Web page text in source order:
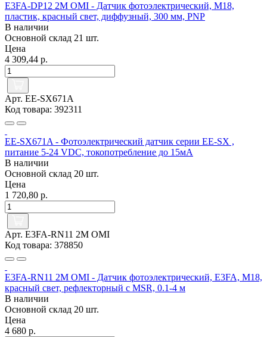
E3FA-DP12 2M OMI - Датчик фотоэлектрический, M18,
пластик, красный свет, диффузный, 300 мм, PNP
В наличии
Основной склад 21 шт.
Цена
4 309,44 р.
Арт. EE-SX671A
Код товара: 392311
EE-SX671A - Фотоэлектрический датчик серии EE-SX ,
питание 5-24 VDC, токопотребление до 15мА
В наличии
Основной склад 20 шт.
Цена
1 720,80 р.
Арт. E3FA-RN11 2M OMI
Код товара: 378850
E3FA-RN11 2M OMI - Датчик фотоэлектрический, E3FA, M18,
красный свет, рефлекторный с MSR, 0.1-4 м
В наличии
Основной склад 20 шт.
Цена
4 680 р.